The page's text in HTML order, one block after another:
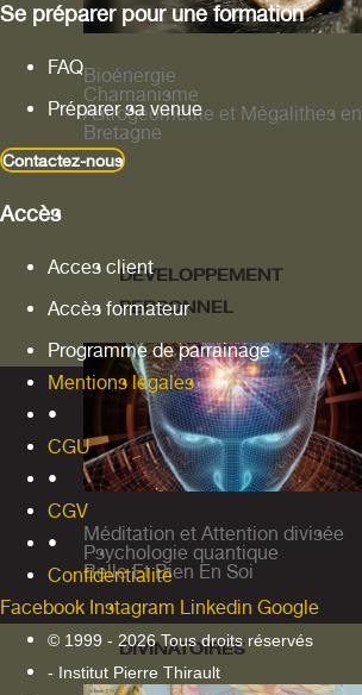
Bioénergie
Chamanisme
Astrogéométrie et Mégalithes en
Bretagne
DEVELOPPEMENT
PERSONNEL
Méditation et Attention divisée
Psychologie quantique
Belle Et Bien En Soi
ARTS
DIVINATOIRES
Se préparer pour une formation
FAQ
Préparer sa venue
Contactez-nous
Accès
Acces client
Accès formateur
Programme de parrainage
Mentions légales
•
CGU
•
CGV
•
Confidentialité
Facebook Instagram Linkedin Google
© 1999 - 2026 Tous droits réservés
- Institut Pierre Thirault